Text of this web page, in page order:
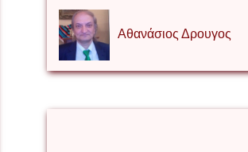
Αθανάσιος Δρουγος